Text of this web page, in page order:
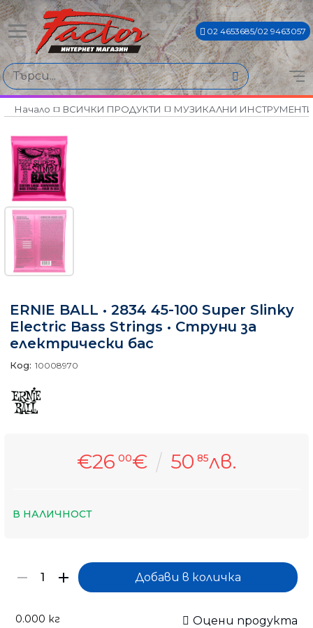
02 4653685/02 9463057
Начало ВСИЧКИ ПРОДУКТИ МУЗИКАЛНИ
ERNIE BALL • 2834 45-100 Super Slinky
Electric Bass Strings • Струни за
електрически бас
Код: 10008970
€26 00€ 50 85лв.
В НАЛИЧНОСТ
0.000 кг Оцени продукта